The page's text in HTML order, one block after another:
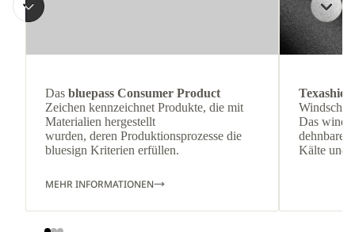
Das bluepass Consumer Product
Zeichen kennzeichnet Produkte, die mit
Materialien hergestellt
wurden, deren Produktionsprozesse die
bluesign Kriterien erfüllen.
MEHR INFORMATIONEN
Das
dehnbare
Kälte und